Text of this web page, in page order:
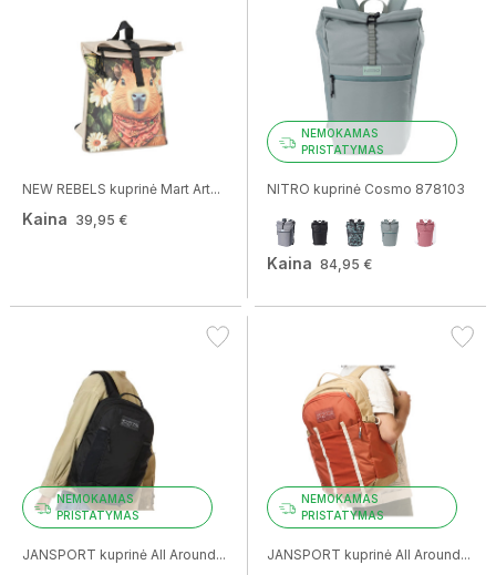
NEW REBELS kuprinė Mart Art...
Kaina 39,95 €
NEMOKAMAS
PRISTATYMAS
NITRO kuprinė Cosmo 878103
Kaina 84,95 €
NEMOKAMAS
PRISTATYMAS
JANSPORT kuprinė All Around...
NEMOKAMAS
PRISTATYMAS
JANSPORT kuprinė All Around...